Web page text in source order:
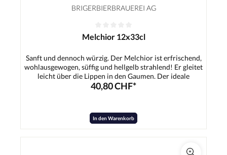
BRIGERBIERBRAUEREI AG
Melchior 12x33cl
Sanft und dennoch würzig. Der Melchior ist erfrischend,
wohlausgewogen, süffig und hellgelb strahlend! Er gleitet
leicht über die Lippen in den Gaumen. Der ideale
Durstlöscher für jedermann - Ob nach dem Sport, nach der
40,80 CHF*
In den Warenkorb